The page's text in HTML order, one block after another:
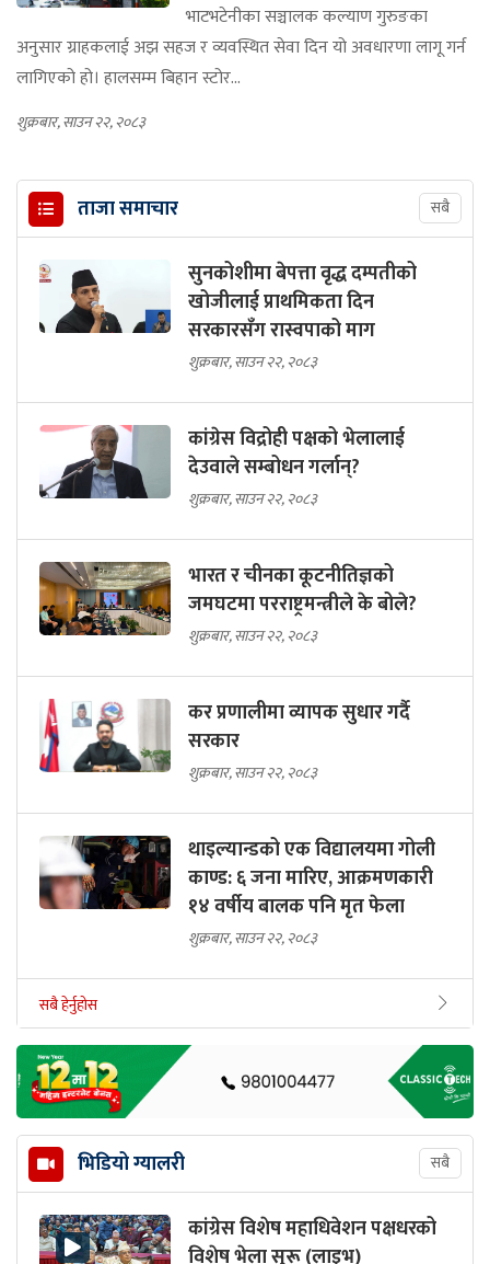
भाटभटेनीका सञ्चालक कल्याण गुरुङका
अनुसार ग्राहकलाई अझ सहज र व्यवस्थित सेवा दिन यो अवधारणा लागू गर्न
लागिएको हो। हालसम्म बिहान स्टोर...
शुक्रबार, साउन २२, २०८३
ताजा समाचार सबै
सुनकोशीमा बेपत्ता वृद्ध दम्पतीको
खोजीलाई प्राथमिकता दिन
सरकारसँग रास्वपाको माग
शुक्रबार, साउन २२, २०८३
कांग्रेस विद्रोही पक्षको भेलालाई
देउवाले सम्बोधन गर्लान्?
शुक्रबार, साउन २२, २०८३
भारत र चीनका कूटनीतिज्ञको
जमघटमा परराष्ट्रमन्त्रीले के बोले?
शुक्रबार, साउन २२, २०८३
कर प्रणालीमा व्यापक सुधार गर्दै
सरकार
शुक्रबार, साउन २२, २०८३
थाइल्यान्डको एक विद्यालयमा गोली
काण्ड: ६ जना मारिए, आक्रमणकारी
१४ वर्षीय बालक पनि मृत फेला
शुक्रबार, साउन २२, २०८३
सबै हेर्नुहोस
भिडियो ग्यालरी सबै
कांग्रेस विशेष महाधिवेशन पक्षधरको